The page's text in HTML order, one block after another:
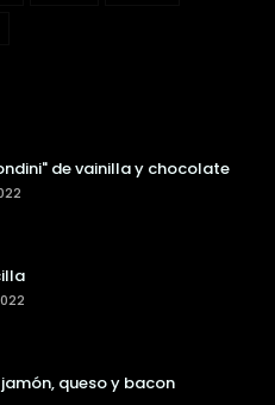
de vainilla y chocolate
queso y bacon